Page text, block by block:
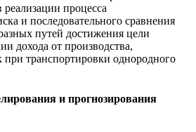
реализации процесса
и последовательного сравнения
путей достижения цели
дохода от производства,
транспортировки однородного
и прогнозирования